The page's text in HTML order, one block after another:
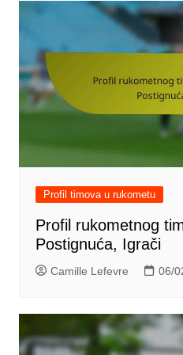
Profil timova u rukometu
Profil rukometnog
Postignuća, Igrači
Camille Lefevre 06/